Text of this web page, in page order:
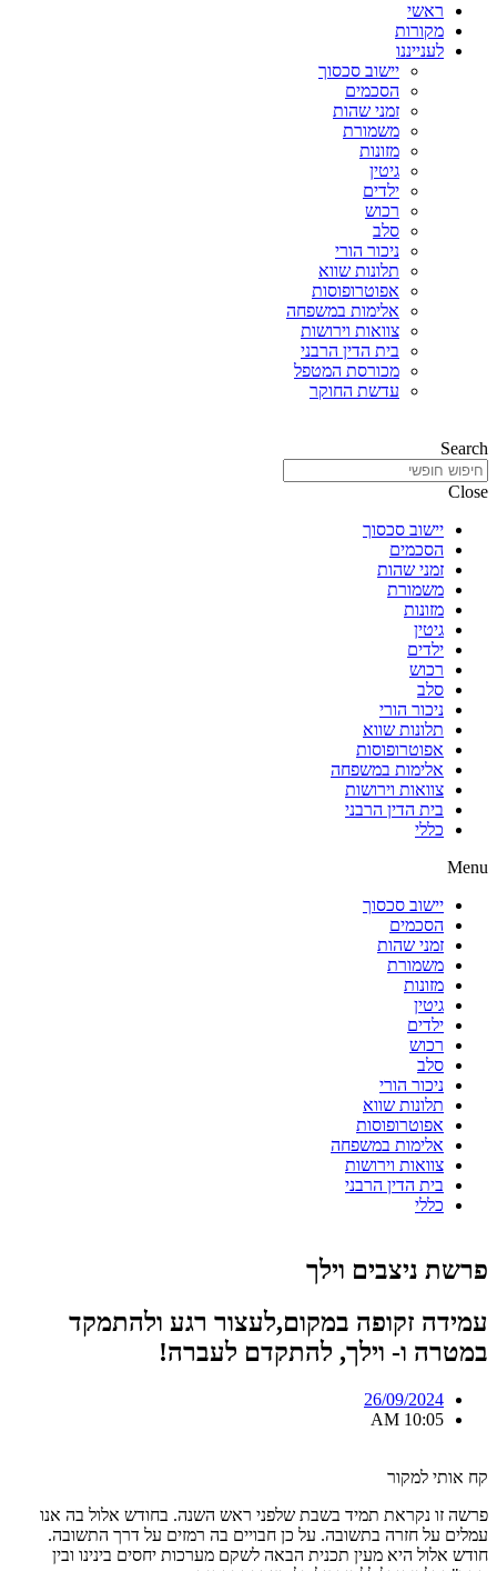
ראשי
מקורות
לענייננו
יישוב סכסוך
הסכמים
זמני שהות
משמורת
מזונות
גיטין
ילדים
רכוש
סלב
ניכור הורי
תלונות שווא
אפוטרופוסות
אלימות במשפחה
צוואות וירושות
בית הדין הרבני
מכורסת המטפל
עדשת החוקר
Search
Close
יישוב סכסוך
הסכמים
זמני שהות
משמורת
מזונות
גיטין
ילדים
רכוש
סלב
ניכור הורי
תלונות שווא
אפוטרופוסות
אלימות במשפחה
צוואות וירושות
בית הדין הרבני
כללי
Menu
יישוב סכסוך
הסכמים
זמני שהות
משמורת
מזונות
גיטין
ילדים
רכוש
סלב
ניכור הורי
תלונות שווא
אפוטרופוסות
אלימות במשפחה
צוואות וירושות
בית הדין הרבני
כללי
פרשת ניצבים וילך
עמידה זקופה במקום,לעצור רגע ולהתמקד
במטרה ו- וילך, להתקדם לעברה!
26/09/2024
10:05 AM
קח אותי למקור
פרשה זו נקראת תמיד בשבת שלפני ראש השנה. בחודש אלול בה אנו
עמלים על חזרה בתשובה. על כן חבויים בה רמזים על דרך התשובה.
חודש אלול היא מעין תכנית הבאה לשקם מערכות יחסים בינינו ובין